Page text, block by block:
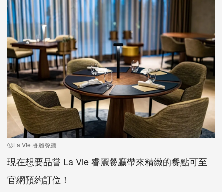
ⓒLa Vie 睿麗餐廳
現在想要品嘗 La Vie 睿麗餐廳帶來精緻的餐點可至
官網預約訂位！